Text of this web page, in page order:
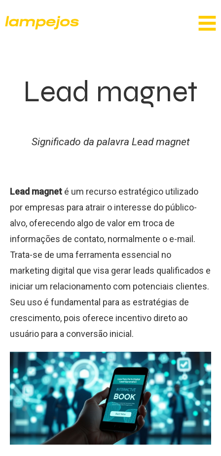
Lead magnet
Significado da palavra Lead magnet
Lead magnet é um recurso estratégico utilizado
por empresas para atrair o interesse do público-
alvo, oferecendo algo de valor em troca de
informações de contato, normalmente o e-mail.
Trata-se de uma ferramenta essencial no
marketing digital que visa gerar leads qualificados e
iniciar um relacionamento com potenciais clientes.
Seu uso é fundamental para as estratégias de
crescimento, pois oferece incentivo direto ao
usuário para a conversão inicial.